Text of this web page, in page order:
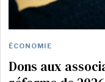
ÉCONOMIE
Dons aux